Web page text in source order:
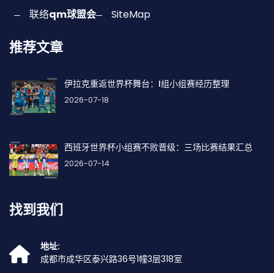
联络qm球盟会 SiteMap
推荐文章
伊拉克重返世界杯舞台：I组小组赛经历整理
2026-07-18
西班牙世界杯小组赛不败晋级：三场比赛结果汇总
2026-07-14
找到我们
地址:
成都市成华区泰兴路36号1幢3层318室